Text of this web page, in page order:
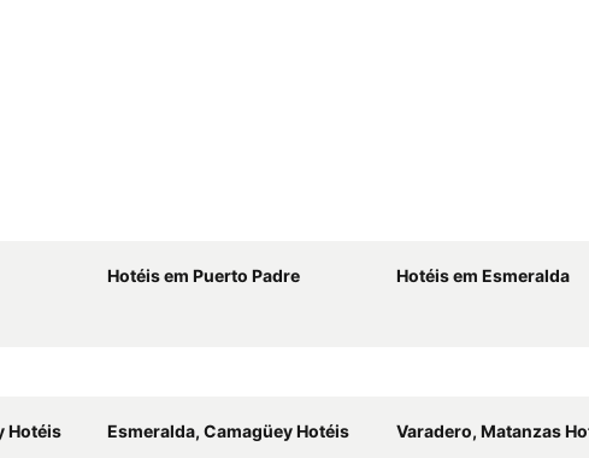
Hotéis em Puerto Padre
Hotéis em Esmeralda
Hotéis Esmeralda, Camagüey Hotéis
Varadero, Matanzas